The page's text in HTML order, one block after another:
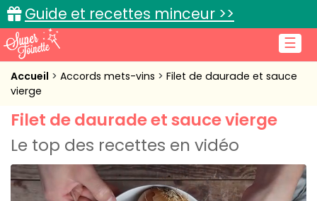
☰
Guide et recettes minceur >>
Accueil
Cuisine pratique
L'actu cuisine
Accueil Accords mets-vins
Filet de daurade et sauce
vierge
Filet de daurade et sauce vierge
Le top des recettes en vidéo